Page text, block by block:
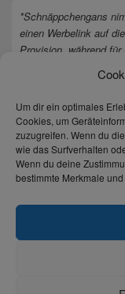
Um dir ein optimales
Cookies, um
zuzugreifen. Wenn du
wie das Surfverhalten
Wenn du deine
bestimmte Merkmale
*Schnäppchengans
einen Werbelink auf
Provision, während
Vielen Dank dafür!